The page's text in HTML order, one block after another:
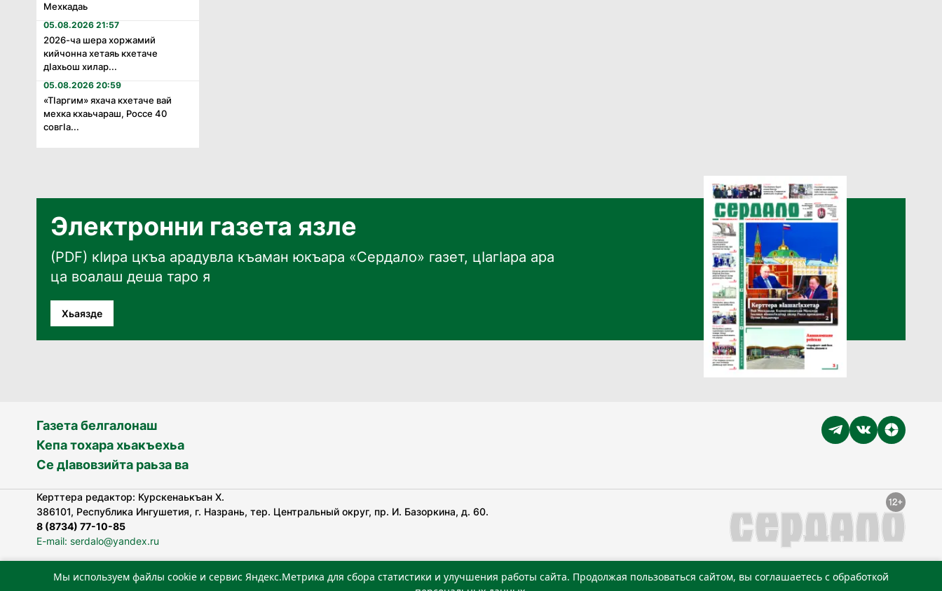
Мехкадаь
05.08.2026 21:57
2026-ча шера хоржамий
кийчонна хетаяь кхетаче
дӏахьош хилар...
05.08.2026 20:59
«Тӏаргим» яхача кхетаче вай
мехка кхаьчараш, Россе 40
совгӏа...
Электронни газета язле
(PDF) кӀира цкъа арадувла къаман юкъара «Сердало» газет, цӀагӀара ара
ца воалаш деша таро я
Хьаязде
Газета белгалонаш
Кепа тохара хьакъехьа
Се дӀавовзийта раьза ва
Керттера редактор: Курскенаькъан Х.
386101, Республика Ингушетия, г. Назрань, тер. Центральный округ, пр. И. Базоркина, д. 60.
8 (8734) 77-10-85
E-mail: serdalo@yandex.ru
«Сердало» газета арадувлар чIоагIдаьд бувзамеи, хоам беча гIирсаштеи, цар дуккхача тайпаштеи тIахьожам
Мы используем файлы cookie и сервис Яндекс.Метрика для сбора статистики и улучшения работы сайта. Продолжая пользоваться сайтом, вы соглашаетесь с обработкой